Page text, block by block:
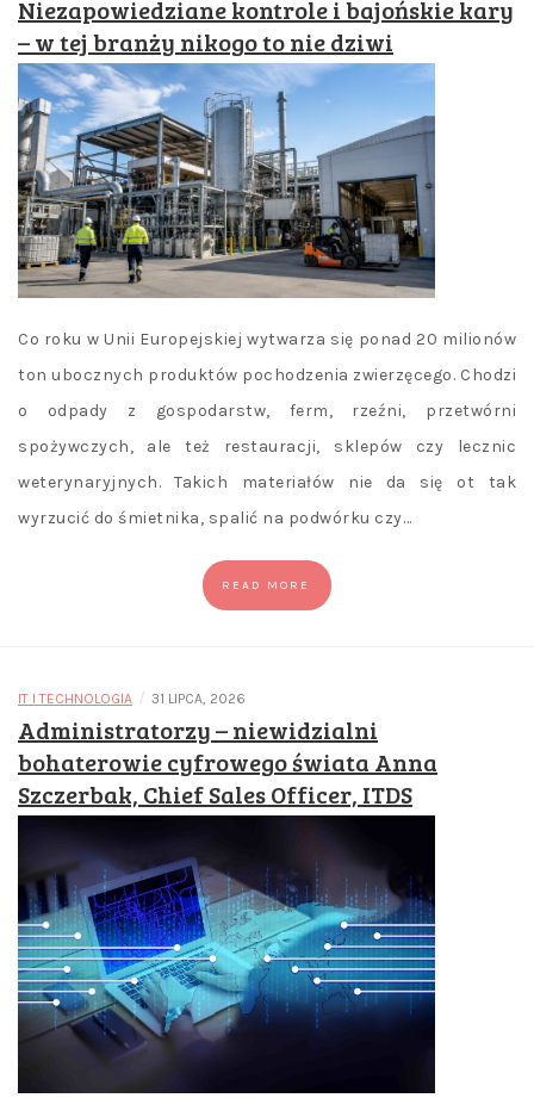
Niezapowiedziane kontrole i bajońskie kary
– w tej branży nikogo to nie dziwi
Co roku w Unii Europejskiej wytwarza się ponad 20 milionów
ton ubocznych produktów pochodzenia zwierzęcego. Chodzi
o odpady z gospodarstw, ferm, rzeźni, przetwórni
spożywczych, ale też restauracji, sklepów czy lecznic
weterynaryjnych. Takich materiałów nie da się ot tak
wyrzucić do śmietnika, spalić na podwórku czy…
READ MORE
IT I TECHNOLOGIA / 31 LIPCA, 2026
Administratorzy – niewidzialni
bohaterowie cyfrowego świata Anna
Szczerbak, Chief Sales Officer, ITDS